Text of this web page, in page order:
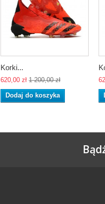
Korki...
620,00 zł 1 200,00 zł
Dodaj do koszyka